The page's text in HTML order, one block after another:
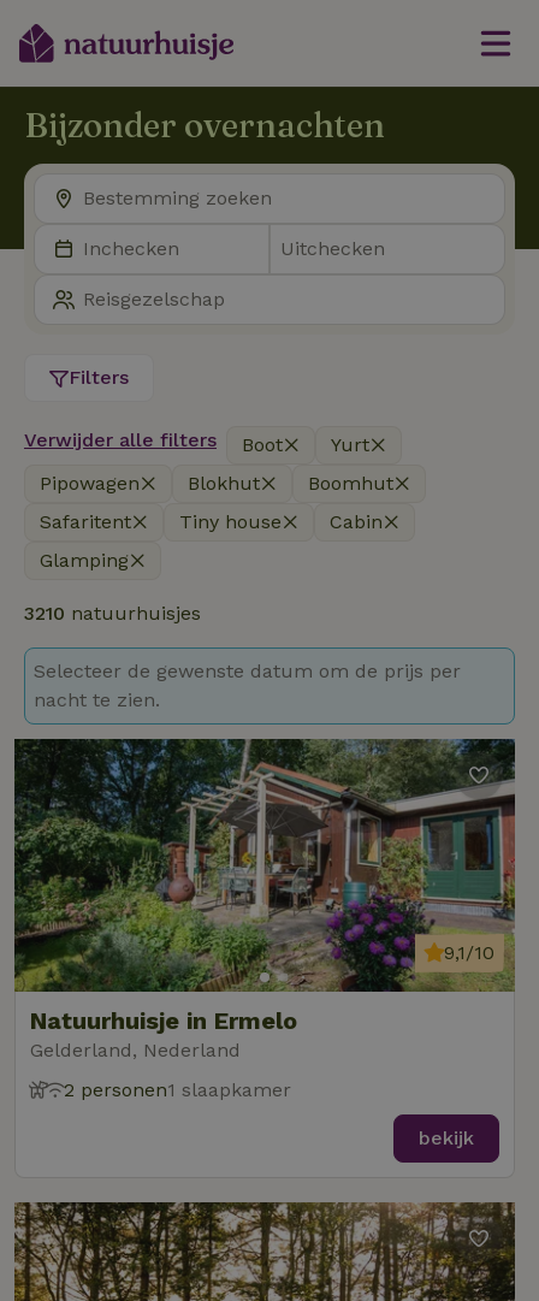
Bijzonder overnachten
Filters
Verwijder alle filters Boot
Yurt
Pipowagen
Blokhut
Boomhut
Safaritent
Tiny house
Cabin
Glamping
3210 natuurhuisjes
Selecteer de gewenste datum om de prijs per
nacht te zien.
Natuurhuisje in Ermelo
Gelderland, Nederland
9,1/10
2 personen1 slaapkamer
bekijk